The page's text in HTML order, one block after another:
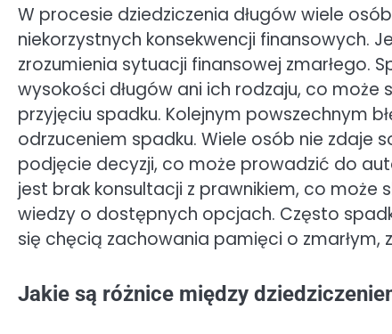
W procesie dziedziczenia długów wiele
niekorzystnych konsekwencji finansowych.
zrozumienia sytuacji finansowej zmarłego.
wysokości długów ani ich rodzaju, co
przyjęciu spadku. Kolejnym powszechnym
odrzuceniem spadku. Wiele osób nie zdaje
podjęcie decyzji, co może prowadzić do
jest brak konsultacji z prawnikiem, co może
wiedzy o dostępnych opcjach. Często
się chęcią zachowania pamięci o
Jakie są różnice między